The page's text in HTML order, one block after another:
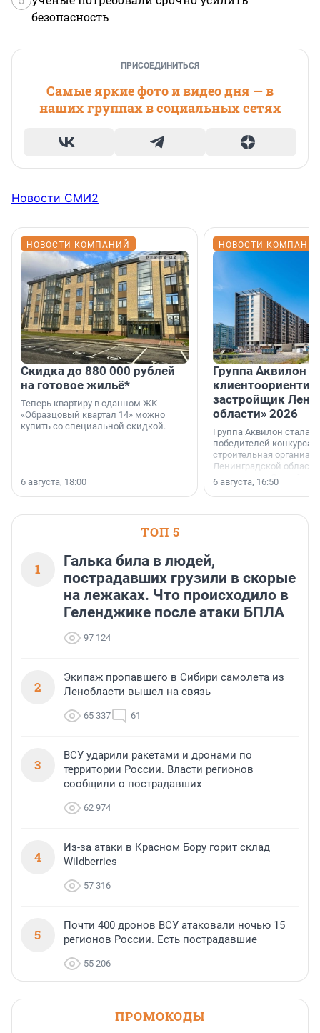
безопасность
ПРИСОЕДИНИТЬСЯ
Самые яркие фото и видео дня — в
наших группах в социальных сетях
Новости СМИ2
НОВОСТИ КОМПАНИЙ
Скидка до 880 000 рублей
на готовое жильё*
Теперь квартиру в сданном ЖК
«Образцовый квартал 14» можно
купить со специальной скидкой.
6 августа, 18:00
НОВОСТИ
Группа Аквилон
застройщик
области» 2026
Группа Аквилон стала
победителей конкурса
строительная
Ленинградской области
номинации «Самый
застройщик
6 августа, 16:50
ТОП 5
1
Галька била в людей,
пострадавших грузили в скорые
на лежаках. Что происходило в
Геленджике после атаки БПЛА
97 124
2
Экипаж пропавшего в Сибири самолета из
Ленобласти вышел на связь
65 337 61
3
ВСУ ударили ракетами и дронами по
территории России. Власти регионов
сообщили о пострадавших
62 974
4
Из-за атаки в Красном Бору горит склад
Wildberries
57 316
5
Почти 400 дронов ВСУ атаковали ночью 15
регионов России. Есть пострадавшие
55 206
ПРОМОКОДЫ